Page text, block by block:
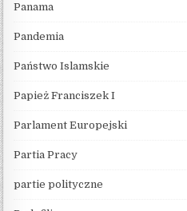
Panama
Pandemia
Państwo Islamskie
Papież Franciszek I
Parlament Europejski
Partia Pracy
partie polityczne